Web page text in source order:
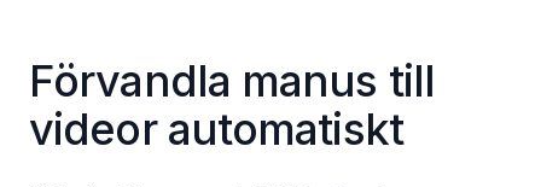
Förvandla manus till
videor automatiskt